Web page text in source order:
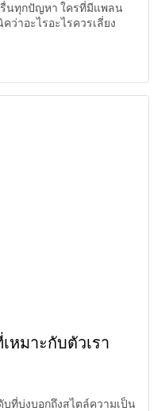
รื่นทุกปัญหา ใครที่มีแพลน
ว่าอะไรอะไรควรเลี่ยง
หมาะกับตัวเรา
บที่บ่งบอกถึงสไตล์ความเป็น